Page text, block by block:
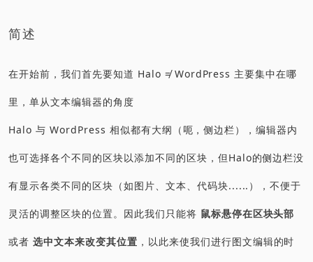
简述
在开始前，我们首先要知道 Halo ≠ WordPress 主要集中在哪
里，单从文本编辑器的角度
Halo 与 WordPress 相似都有大纲（呃，侧边栏），编辑器内
也可选择各个不同的区块以添加不同的区块，但Halo的侧边栏没
有显示各类不同的区块（如图片、文本、代码块......），不便于
灵活的调整区块的位置。因此我们只能将 鼠标悬停在区块头部
或者 选中文本来改变其位置 ，以此来使我们进行图文编辑的时